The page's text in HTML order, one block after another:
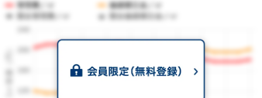
1㎡単価（円）
管理費／㎡
修繕積立金／㎡
競合管理費／㎡
競合修繕積立金／㎡